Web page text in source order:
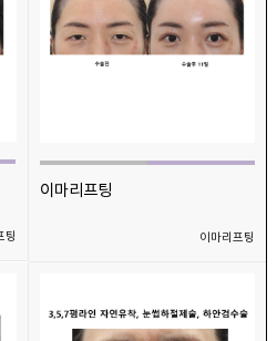
팅
이마리프팅
이마리프팅